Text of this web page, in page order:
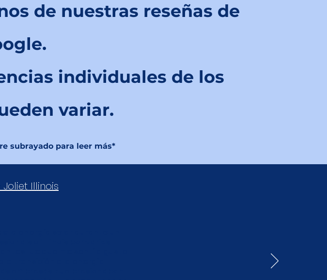
de nuestras reseñas de
individuales de los
variar.
subrayado para leer más*
Illinois